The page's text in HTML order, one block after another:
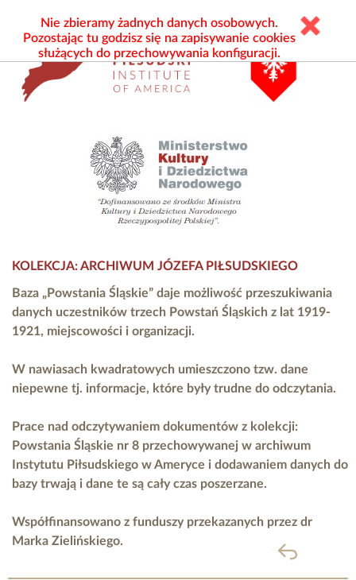
KOLEKCJA: ARCHIWUM JÓZEFA PIŁSUDSKIEGO
Baza „Powstania Śląskie” daje możliwość przeszukiwania
danych uczestników trzech Powstań Śląskich z lat 1919-
1921, miejscowości i organizacji.
W nawiasach kwadratowych umieszczono tzw. dane
niepewne tj. informacje, które były trudne do odczytania.
Prace nad odczytywaniem dokumentów z kolekcji:
Powstania Śląskie nr 8 przechowywanej w archiwum
Instytutu Piłsudskiego w Ameryce i dodawaniem danych do
bazy trwają i dane te są cały czas poszerzane.
Współfinansowano z funduszy przekazanych przez dr
Marka Zielińskiego.
powrót
Nie zbieramy żadnych danych osobowych.
Pozostając tu godzisz się na zapisywanie cookies
służących do przechowywania konfiguracji.